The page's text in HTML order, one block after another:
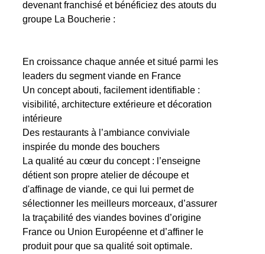
devenant franchisé et bénéficiez des atouts du
groupe La Boucherie :
En croissance chaque année et situé parmi les
leaders du segment viande en France
Un concept abouti, facilement identifiable :
visibilité, architecture extérieure et décoration
intérieure
Des restaurants à l’ambiance conviviale
inspirée du monde des bouchers
La qualité au cœur du concept : l’enseigne
détient son propre atelier de découpe et
d'affinage de viande, ce qui lui permet de
sélectionner les meilleurs morceaux, d’assurer
la traçabilité des viandes bovines d’origine
France ou Union Européenne et d’affiner le
produit pour que sa qualité soit optimale.